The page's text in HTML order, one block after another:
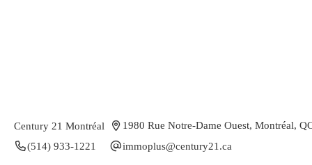
Century 21 Montréal
1980 Rue Notre-Dame Ouest, Montréal,
(514) 933-1221
ac.12yrutnec@sulpommi